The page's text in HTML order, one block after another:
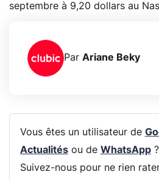
septembre à 9,20 dollars au
Par Ariane Beky
Vous êtes un utilisateur de
Actualitésou de WhatsApp?
Suivez-nous pour ne rien